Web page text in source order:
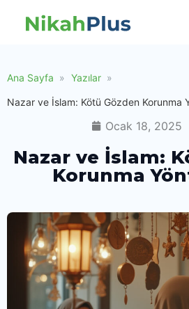
Ana Sayfa Yazılar
Nazar ve İslam: Kötü Gözden Korunma
Ocak 18, 2025
Nazar ve İslam:
Korunma